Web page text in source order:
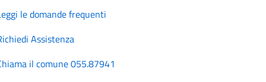
le domande frequenti
Assistenza
il comune 055.87941